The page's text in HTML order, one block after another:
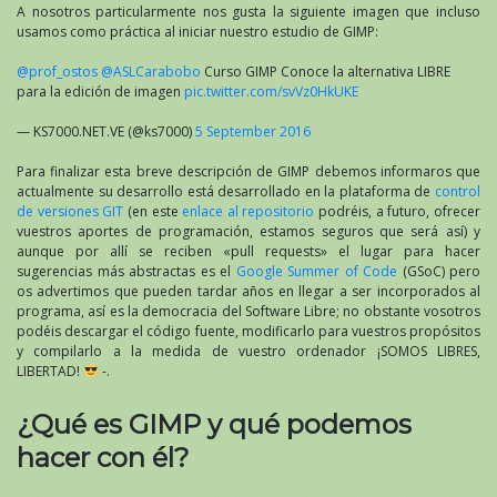
A nosotros particularmente nos gusta la siguiente imagen que incluso
usamos como práctica al iniciar nuestro estudio de GIMP:
@prof_ostos @ASLCarabobo Curso GIMP Conoce la alternativa LIBRE
para la edición de imagen pic.twitter.com/svVz0HkUKE
— KS7000.NET.VE (@ks7000)5 September 2016
Para finalizar esta breve descripción de GIMP debemos informaros que
actualmente su desarrollo está desarrollado en la plataforma de control
de versiones GIT (en este enlace al repositorio podréis, a futuro, ofrecer
vuestros aportes de programación, estamos seguros que será así) y
aunque por allí se reciben «pull requests» el lugar para hacer
sugerencias más abstractas es el Google Summer of Code (GSoC) pero
os advertimos que pueden tardar años en llegar a ser incorporados al
programa, así es la democracia del Software Libre; no obstante vosotros
podéis descargar el código fuente, modificarlo para vuestros propósitos
y compilarlo a la medida de vuestro ordenador ¡SOMOS LIBRES,
LIBERTAD!
-.
¿Qué es GIMP y qué podemos
hacer con él?